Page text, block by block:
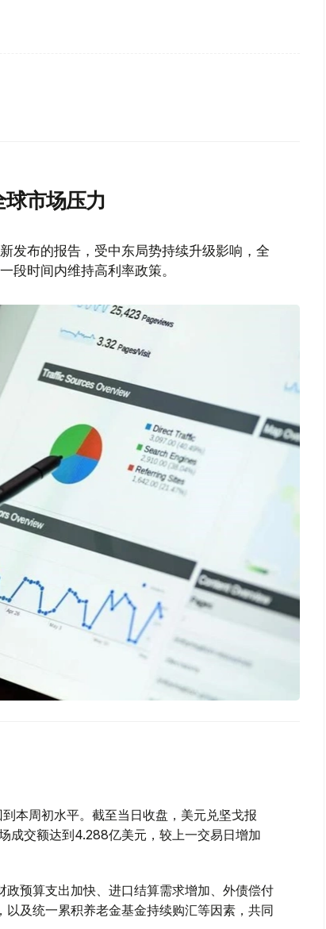
市场压力
发布的报告，受中东局势持续升级影响，全
段时间内维持高利率政策。
本周初水平。截至当日收盘，美元兑坚戈报
成交额达到4.288亿美元，较上一交易日增加
预算支出加快、进口结算需求增加、外债偿付
及统一累积养老金基金持续购汇等因素，共同